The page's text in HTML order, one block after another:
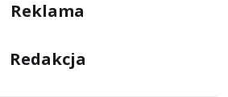
Reklama
Redakcja